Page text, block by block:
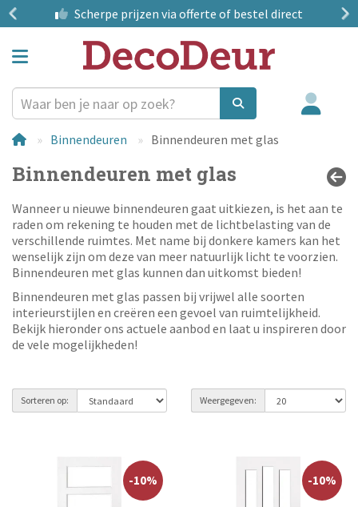
Scherpe prijzen via offerte of bestel direct
Binnendeuren Binnendeuren met glas
Binnendeuren met glas
Wanneer u nieuwe binnendeuren gaat uitkiezen, is het aan te
raden om rekening te houden met de lichtbelasting van de
verschillende ruimtes. Met name bij donkere kamers kan het
wenselijk zijn om deze van meer natuurlijk licht te voorzien.
Binnendeuren met glas kunnen dan uitkomst bieden!
Binnendeuren met glas passen bij vrijwel alle soorten
interieurstijlen en creëren een gevoel van ruimtelijkheid.
Bekijk hieronder ons actuele aanbod en laat u inspireren door
de vele mogelijkheden!
Sorteren op: Weergegeven:
-10% -10%